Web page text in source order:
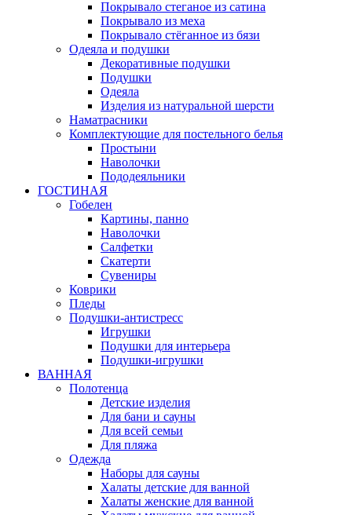
Покрывало стеганое из сатина
Покрывало из меха
Покрывало стёганное из бязи
Одеяла и подушки
Декоративные подушки
Подушки
Одеяла
Изделия из натуральной шерсти
Наматраcники
Комплектующие для постельного белья
Простыни
Наволочки
Пододеяльники
ГОСТИНАЯ
Гобелен
Картины, панно
Наволочки
Салфетки
Скатерти
Сувениры
Коврики
Пледы
Подушки-антистресс
Игрушки
Подушки для интерьера
Подушки-игрушки
ВАННАЯ
Полотенца
Детские изделия
Для бани и сауны
Для всей семьи
Для пляжа
Одежда
Наборы для сауны
Халаты детские для ванной
Халаты женские для ванной